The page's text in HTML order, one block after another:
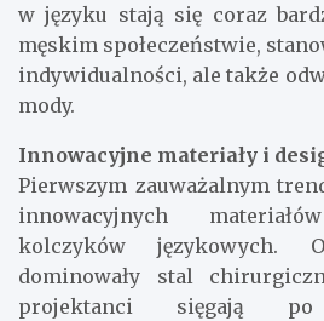
w języku stają się coraz
męskim społeczeństwie,
indywidualności, ale także
mody.
Innowacyjne materiały i
Pierwszym zauważalnym
innowacyjnych
kolczyków językowych.
dominowały stal
projektanci sięgają po